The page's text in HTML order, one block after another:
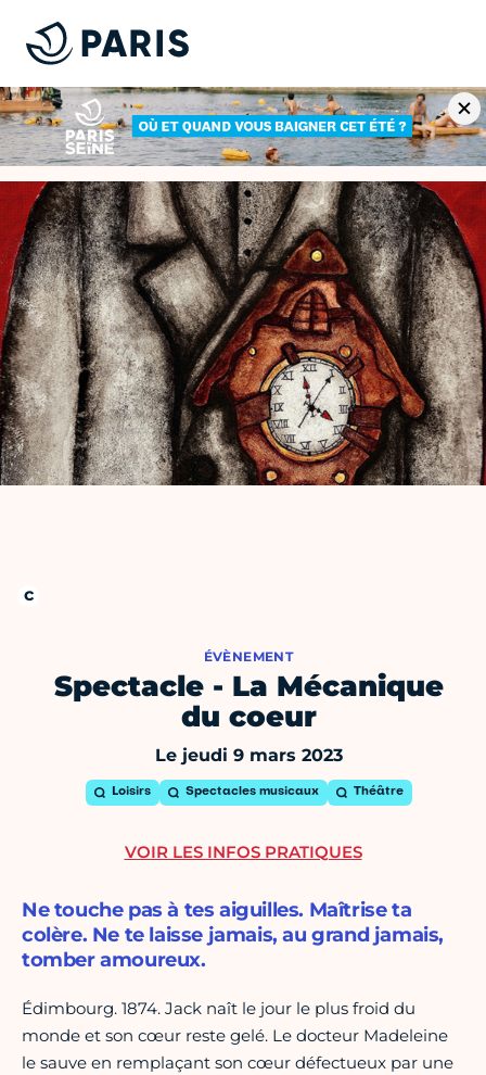
ÉVÈNEMENT
Spectacle - La Mécanique
du coeur
Le jeudi 9 mars 2023
Loisirs Spectacles musicaux Théâtre
Ne touche pas à tes aiguilles. Maîtrise ta
colère. Ne te laisse jamais, au grand jamais,
tomber amoureux.
Édimbourg. 1874. Jack naît le jour le plus froid du
monde et son cœur reste gelé. Le docteur Madeleine
le sauve en remplaçant son cœur défectueux par une
VOIR LES INFOS PRATIQUES